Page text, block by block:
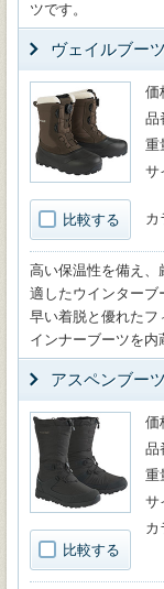
ツです。
ヴェイルブーツ
比較する
価
品
重
サ
カ
高い保温性を備え、
適したウインター
早い着脱と優れたフ
インナーブーツを内
アスペンブー
比較する
価
品
重
サ
カ